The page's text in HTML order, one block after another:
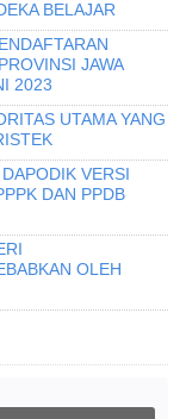
BELAJAR
JAWA
2023
UTAMA YANG
VERSI
DAN PPDB
OLEH